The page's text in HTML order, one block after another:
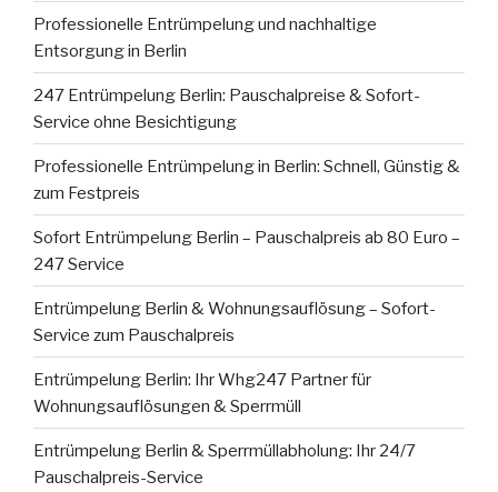
Professionelle Entrümpelung und nachhaltige
Entsorgung in Berlin
247 Entrümpelung Berlin: Pauschalpreise & Sofort-
Service ohne Besichtigung
Professionelle Entrümpelung in Berlin: Schnell, Günstig &
zum Festpreis
Sofort Entrümpelung Berlin – Pauschalpreis ab 80 Euro –
247 Service
Entrümpelung Berlin & Wohnungsauflösung – Sofort-
Service zum Pauschalpreis
Entrümpelung Berlin: Ihr Whg247 Partner für
Wohnungsauflösungen & Sperrmüll
Entrümpelung Berlin & Sperrmüllabholung: Ihr 24/7
Pauschalpreis-Service